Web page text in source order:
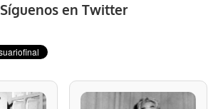
Síguenos en Twitter